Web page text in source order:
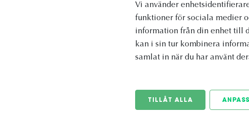
Vi använder
funktioner för sociala medier
information från din enhet till
kan i sin tur kombinera
samlat in när du har använt
TILLÅT ALLA